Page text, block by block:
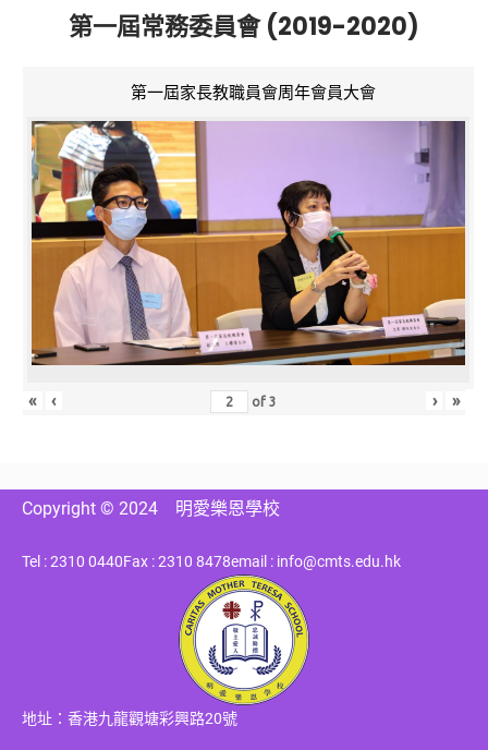
第一屆常務委員會 (2019-2020)
第一屆家長教職員會周年會員大會
« ‹ of3 › »
Copyright © 2024 明愛樂恩學校
Tel : 2310 0440Fax : 2310 8478email : info@cmts.edu.hk
地址：香港九龍觀塘彩興路20號